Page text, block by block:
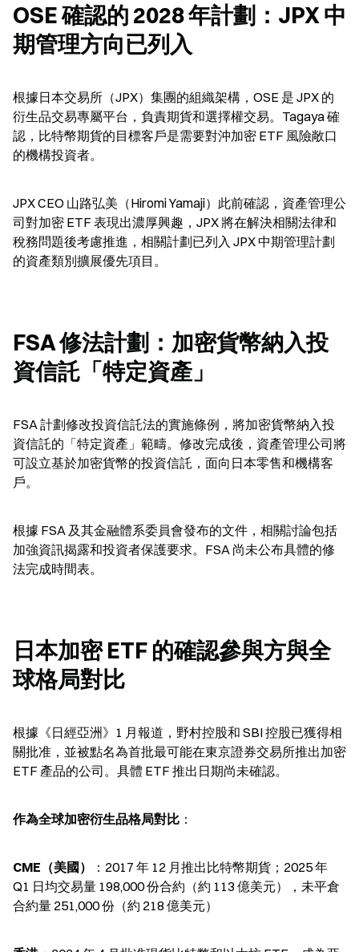
OSE 確認的 2028 年計劃：JPX 中
期管理方向已列入
根據日本交易所（JPX）集團的組織架構，OSE 是 JPX 的
衍生品交易專屬平台，負責期貨和選擇權交易。Tagaya 確
認，比特幣期貨的目標客戶是需要對沖加密 ETF 風險敞口
的機構投資者。
JPX CEO 山路弘美（Hiromi Yamaji）此前確認，資產管理公
司對加密 ETF 表現出濃厚興趣，JPX 將在解決相關法律和
稅務問題後考慮推進，相關計劃已列入 JPX 中期管理計劃
的資產類別擴展優先項目。
FSA 修法計劃：加密貨幣納入投
資信託「特定資產」
FSA 計劃修改投資信託法的實施條例，將加密貨幣納入投
資信託的「特定資產」範疇。修改完成後，資產管理公司將
可設立基於加密貨幣的投資信託，面向日本零售和機構客
戶。
根據 FSA 及其金融體系委員會發布的文件，相關討論包括
加強資訊揭露和投資者保護要求。FSA 尚未公布具體的修
法完成時間表。
日本加密 ETF 的確認參與方與全
球格局對比
根據《日經亞洲》1 月報道，野村控股和 SBI 控股已獲得相
關批准，並被點名為首批最可能在東京證券交易所推出加密
ETF 產品的公司。具體 ETF 推出日期尚未確認。
作為全球加密衍生品格局對比 ：
CME（美國）
：2017 年 12 月推出比特幣期貨；2025 年
Q1 日均交易量 198,000 份合約（約 113 億美元），未平倉
合約量 251,000 份（約 218 億美元）